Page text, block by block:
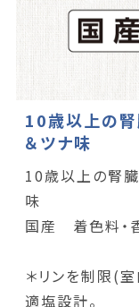
10歳以上の
＆ツナ味
10歳以上の腎
味
国産 着色料・
＊リンを制限(
適塩設計。